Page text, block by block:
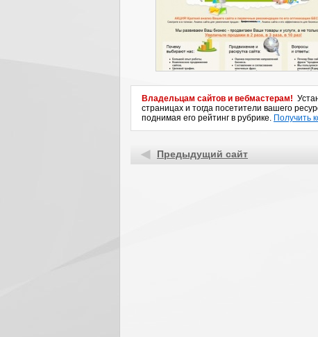
Владельцам сайтов и вебмастерам!
страницах и тогда посетители вашего
поднимая его рейтинг в рубрике. Получить
Предыдущий сайт